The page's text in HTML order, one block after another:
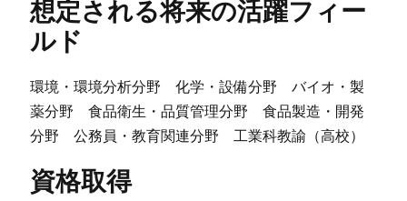
想定される将来の活躍フィー
ルド
環境・環境分析分野 化学・設備分野 バイオ・製
薬分野 食品衛生・品質管理分野 食品製造・開発
分野 公務員・教育関連分野 工業科教諭（高校）
資格取得